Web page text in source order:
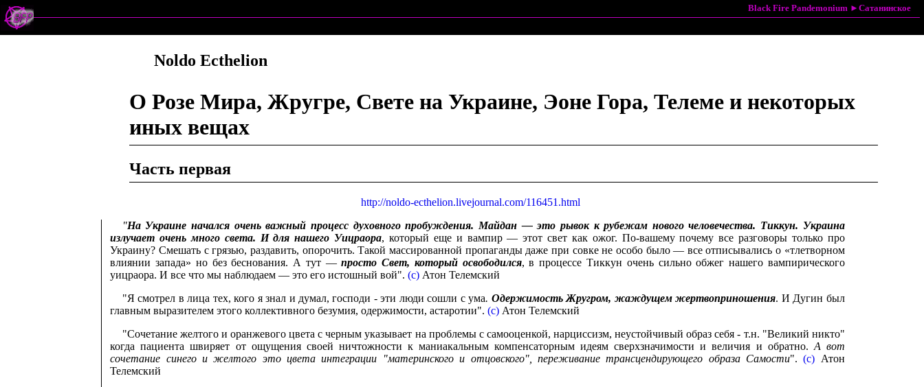
Black Fire Pandemonium ►Сатанинское
Noldo Ecthelion
О Розе Мира, Жругре, Свете на Украине, Эоне Гора, Телеме и некоторых
иных вещах
Часть первая
http://noldo-ecthelion.livejournal.com/116451.html
"На Украине начался очень важный процесс духовного пробуждения. Майдан — это рывок к рубежам нового человечества. Тиккун. Украина
излучает очень много света. И для нашего Уицраора, который еще и вампир — этот свет как ожог. По-вашему почему все разговоры только про
Украину? Смешать с грязью, раздавить, опорочить. Такой массированной пропаганды даже при совке не особо было — все отписывались о «тлетворном
влиянии запада» но без беснования. А тут —просто Свет, который освободился, в процессе Тиккун очень сильно обжег нашего вампирического
уицраора. И все что мы наблюдаем — это его истошный вой".(c) Атон Телемский
"Я смотрел в лица тех, кого я знал и думал, господи - эти люди сошли с ума. Одержимость Жругром, жаждущем жертвоприношения. И Дугин был
главным выразителем этого коллективного безумия, одержимости, астаротии".(c) Атон Телемский
"Сочетание желтого и оранжевого цвета с черным указывает на проблемы с самооценкой, нарциссизм, неустойчивый образ себя - т.н. "Великий никто"
когда пациента швиряет от ощущения своей ничтожности к маниакальным компенсаторным идеям сверхзначимости и величия и обратно. А вот
сочетание синего и желтого это цвета интеграции "материнского и отцовского", переживание трансцендирующего образа Самости".(c) Атон
Телемский